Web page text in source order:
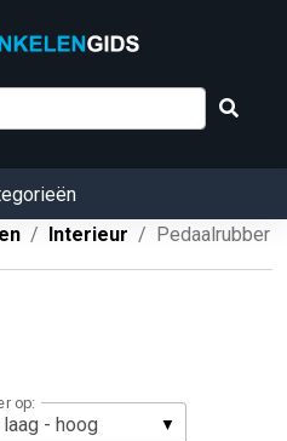
Interieur Pedaalrubber
op: